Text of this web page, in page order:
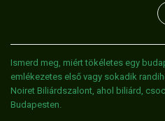
Ismerd meg, miért tökéletes egy
emlékezetes első vagy sokadik
Noiret Biliárdszalont, ahol biliárd,
Budapesten.